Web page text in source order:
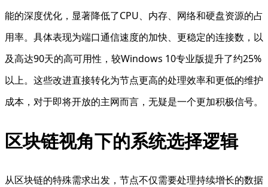
能的深度优化，显著降低了CPU、内存、网络和硬盘资源的占
用率。具体表现为端口通信速度的加快、更稳定的连接数，以
及高达90天的高可用性，较Windows 10专业版提升了约25%
以上。这些改进直接转化为节点更高的处理效率和更低的维护
成本，对于即将开放的主网而言，无疑是一个更加积极信号。
区块链视角下的系统选择逻辑
从区块链的特殊需求出发，节点不仅需要处理持续增长的数据